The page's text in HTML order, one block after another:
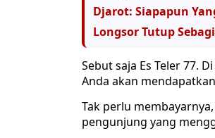
Djarot: Siapapun
Longsor Tutup
Sebut saja Es Teler 77.
Anda akan
Tak perlu
pengunjung yang